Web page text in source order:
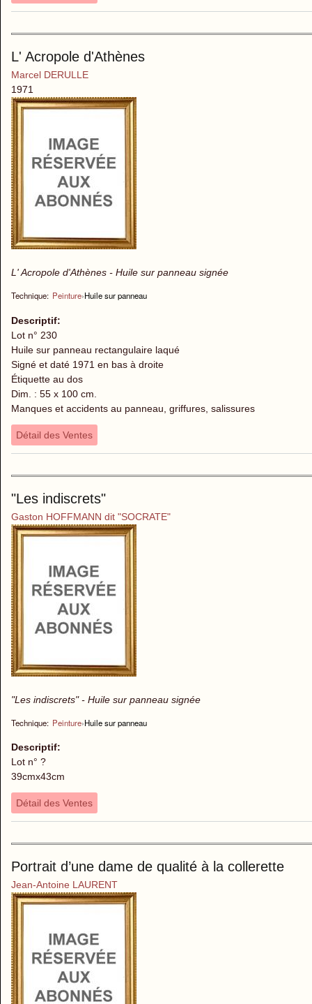
L' Acropole d'Athènes
Marcel DERULLE
1971
L' Acropole d'Athènes - Huile sur panneau signée
Technique: Peinture›Huile sur panneau
Descriptif:
Lot n° 230
Huile sur panneau rectangulaire laqué
Signé et daté 1971 en bas à droite
Étiquette au dos
Dim. : 55 x 100 cm.
Manques et accidents au panneau, griffures, salissures
Détail des Ventes
"Les indiscrets"
Gaston HOFFMANN dit "SOCRATE"
"Les indiscrets" - Huile sur panneau signée
Technique: Peinture›Huile sur panneau
Descriptif:
Lot n° ?
39cmx43cm
Détail des Ventes
Portrait d’une dame de qualité à la collerette
Jean-Antoine LAURENT